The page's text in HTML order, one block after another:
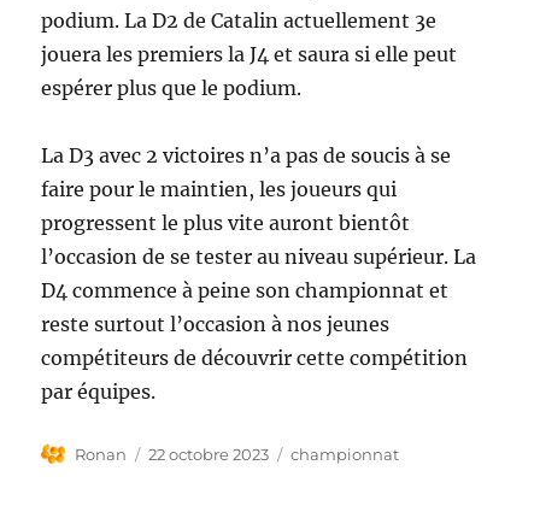
podium. La D2 de Catalin actuellement 3e
jouera les premiers la J4 et saura si elle peut
espérer plus que le podium.
La D3 avec 2 victoires n’a pas de soucis à se
faire pour le maintien, les joueurs qui
progressent le plus vite auront bientôt
l’occasion de se tester au niveau supérieur. La
D4 commence à peine son championnat et
reste surtout l’occasion à nos jeunes
compétiteurs de découvrir cette compétition
par équipes.
Auteur
Ronan
Publié
22 octobre 2023 Étiquettes
championnat